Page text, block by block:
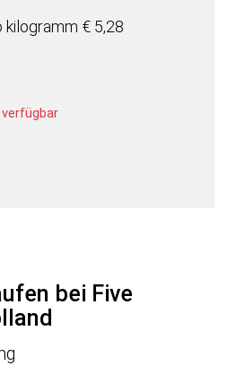
kilogramm € 5,28
bei Five